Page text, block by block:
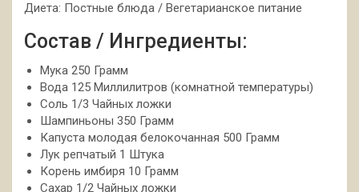
Диета: Постные блюда / Вегетарианское питание
Состав / Ингредиенты:
Мука 250 Грамм
Вода 125 Миллилитров (комнатной температуры)
Соль 1/3 Чайных ложки
Шампиньоны 350 Грамм
Капуста молодая белокочанная 500 Грамм
Лук репчатый 1 Штука
Корень имбиря 10 Грамм
Сахар 1/2 Чайных ложки